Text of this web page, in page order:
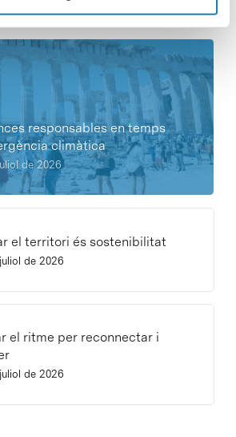
responsables en temps
climàtica
de 2026
el territori és sostenibilitat
de 2026
el ritme per reconnectar i
de 2026